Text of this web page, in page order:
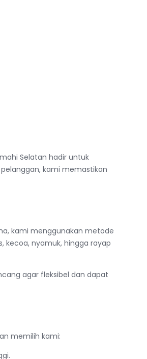
Selatan hadir untuk
kami memastikan
kami menggunakan metode
nyamuk, hingga rayap
agar fleksibel dan dapat
memilih kami: